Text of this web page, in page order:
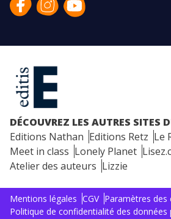
DÉCOUVREZ LES AUTRES SITES
Editions Nathan Editions Retz Le
Meet in class Lonely Planet
Atelier des auteurs Lizzie
Mentions légales CGV Paramètres des
Politique de confidentialité des données